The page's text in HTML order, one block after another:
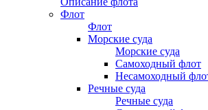
Флот
Флот
Морские суда
Морские суда
Самоходный флот
Несамоходный
Речные суда
Речные суда